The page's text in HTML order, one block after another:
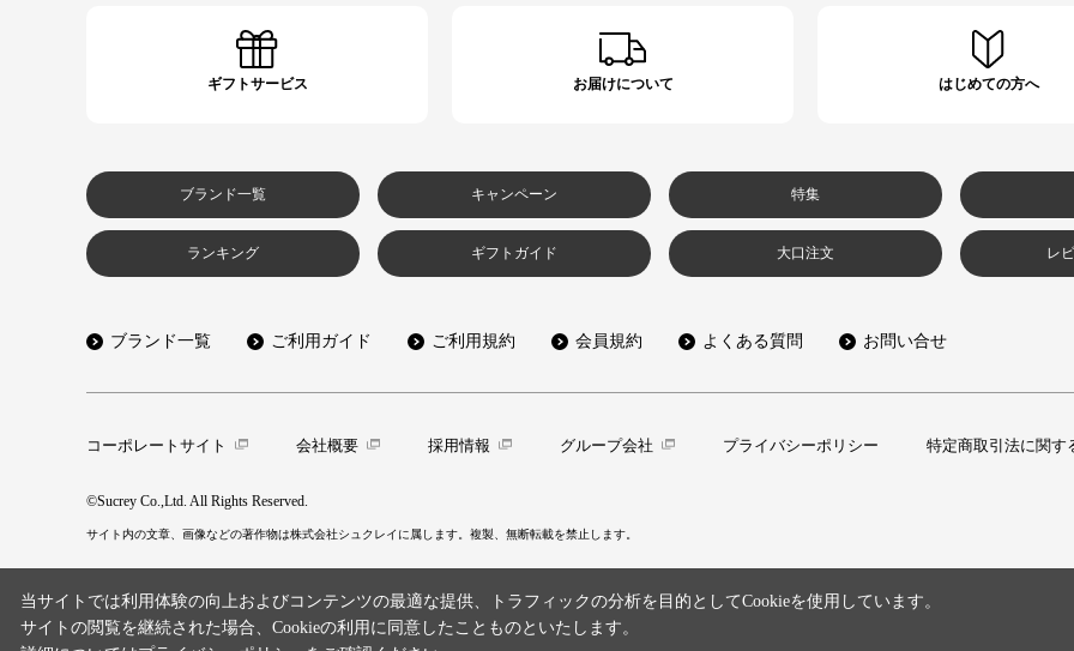
ギフトサービス お届けについて はじめての方へ
ブランド一覧 キャンペーン 特集
ランキング ギフトガイド 大口注文 レ
ブランド一覧 ご利用ガイド ご利用規約 会員規約 よくある質問 お問い合せ
コーポレートサイト 会社概要 採用情報 グループ会社 プライバシーポリシー 特定商取引法に関す
©Sucrey Co.,Ltd. All Rights Reserved.
サイト内の文章、画像などの著作物は株式会社シュクレイに属します。複製、無断転載を禁止します。
当サイトでは利用体験の向上およびコンテンツの最適な提供、トラフィックの分析を目的としてCookieを使用しています。
サイトの閲覧を継続された場合、Cookieの利用に同意したことものといたします。